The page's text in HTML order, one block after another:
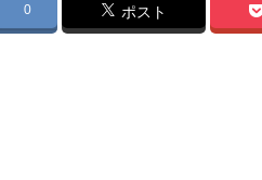
0 ポスト